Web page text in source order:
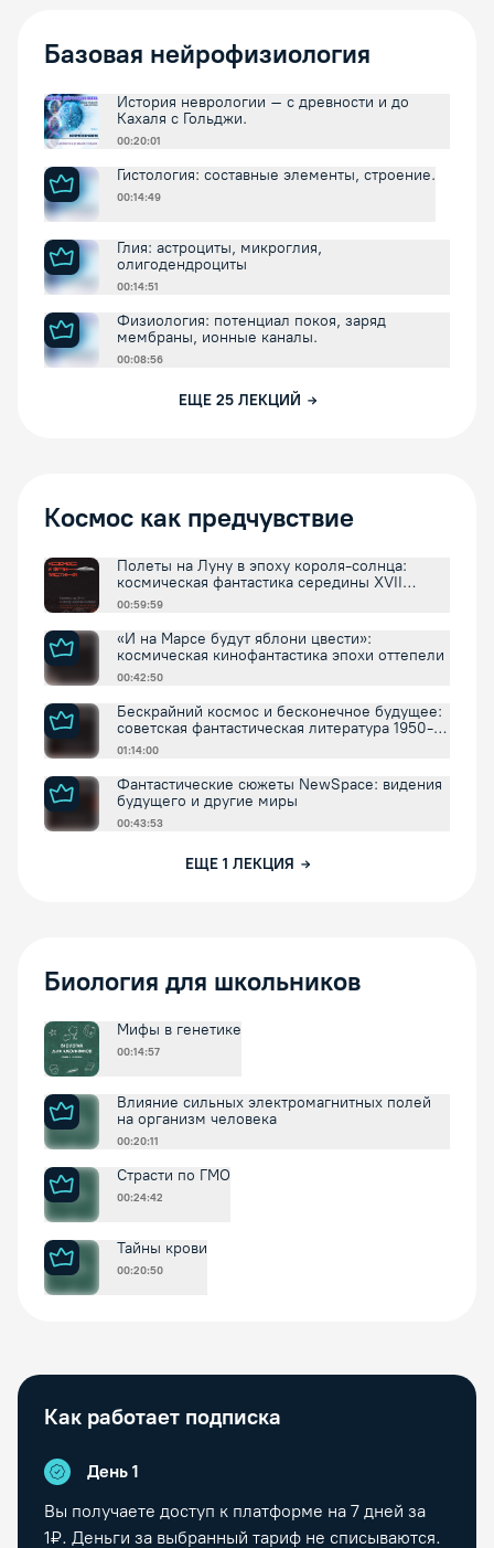
Базовая нейрофизиология
История неврологии – с древности и до
Кахаля с Гольджи.
00:20:01
Гистология: составные элементы, строение.
00:14:49
Глия: астроциты, микроглия,
олигодендроциты
00:14:51
Физиология: потенциал покоя, заряд
мембраны, ионные каналы.
00:08:56
ЕЩЕ 25 ЛЕКЦИЙ
Космос как предчувствие
Полеты на Луну в эпоху короля-солнца:
космическая фантастика середины XVII
столетия
00:59:59
«И на Марсе будут яблони цвести»:
космическая кинофантастика эпохи оттепели
00:42:50
Бескрайний космос и бесконечное будущее:
советская фантастическая литература 1950-
1960х годов
01:14:00
Фантастические сюжеты NewSpace: видения
будущего и другие миры
00:43:53
ЕЩЕ 1 ЛЕКЦИЯ
Биология для школьников
Мифы в генетике
00:14:57
Влияние сильных электромагнитных полей
на организм человека
00:20:11
Страсти по ГМО
00:24:42
Тайны крови
00:20:50
Как работает подписка
День 1
Вы получаете доступ к платформе на 7 дней за
1₽. Деньги за выбранный тариф не списываются.